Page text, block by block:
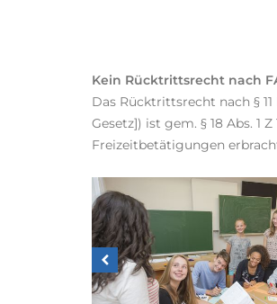
Kein Rücktrittsrecht nach
Das Rücktrittsrecht nach §
Gesetz]) ist gem. § 18 Abs.
Freizeitbetätigungen